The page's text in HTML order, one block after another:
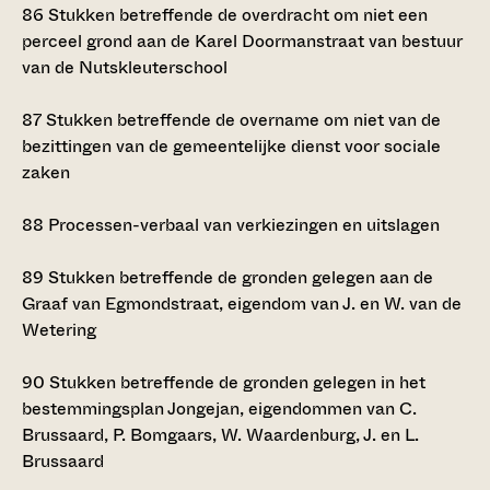
86 Stukken betreffende de overdracht om niet een
perceel grond aan de Karel Doormanstraat van bestuur
van de Nutskleuterschool
87Stukken betreffende de overname om niet van de
bezittingen van de gemeentelijke dienst voor sociale
zaken
88 Processen-verbaal van verkiezingen en uitslagen
89 Stukken betreffende de gronden gelegen aan de
Graaf van Egmondstraat, eigendom van J. en W. van de
Wetering
90 Stukken betreffende de gronden gelegen in het
bestemmingsplan Jongejan, eigendommen van C.
Brussaard, P. Bomgaars, W. Waardenburg, J. en L.
Brussaard